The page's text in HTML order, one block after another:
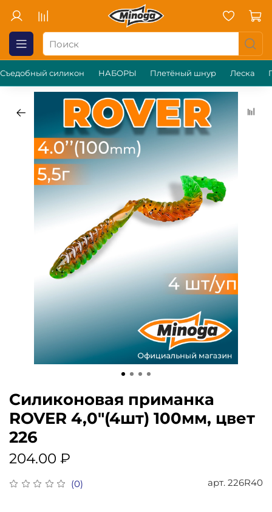
Съедобный силикон НАБОРЫ Плетёный шнур Леска
(0) арт. 226R40
Силиконовая приманка
ROVER 4,0"(4шт) 100мм, цвет
226
204.00 ₽